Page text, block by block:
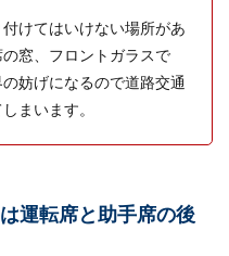
い！印鑑証明は必要？印
取得方法を解説
けてはいけない場所があ
窓、フロントガラスで
妨げになるので道路交通
まいます。
運転席と助手席の後